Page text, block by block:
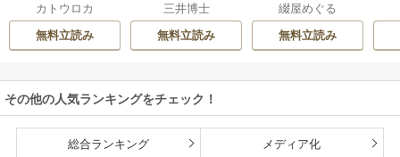
ね。ましろくん。
【電子限定漫画付
き】
カトウロカ
無料立読み
津々【コミックス
版】
三井博士
無料立読み
が、かわいすぎて
困る
綴屋めぐる
無料立読み
その他の人気ランキングをチェック！
総合ランキング メディア化